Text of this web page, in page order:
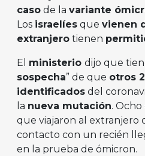
caso de la variante
Los israelíes que vienen
extranjero tienen
El ministerio dijo que
sospecha” de que otros
identificados del
la nueva mutación.
que viajaron al extranjero
contacto con un recién
en la prueba de ómicron.